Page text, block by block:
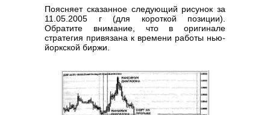
Поясняет сказанное следующий рисунок за
11.05.2005 г (для короткой позиции).
Обратите внимание, что в оригинале
стратегия привязана к времени работы нью-
йоркской биржи.